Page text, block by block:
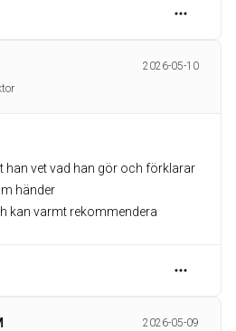
2026-05-10
han vet vad han gör och förklarar
händer
kan varmt rekommendera
2026-05-09